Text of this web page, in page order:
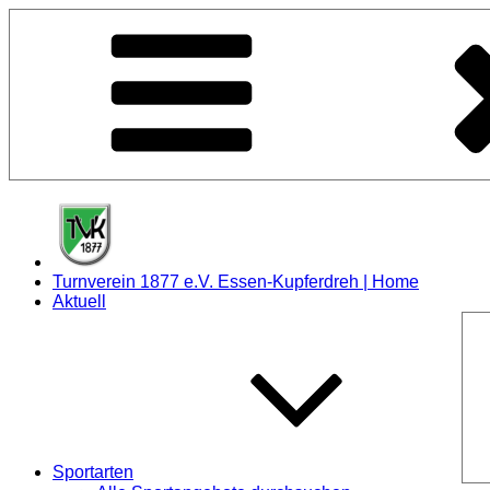
Turnverein 1877 e.V. Essen-Kupferdreh | Home
Aktuell
Sportarten